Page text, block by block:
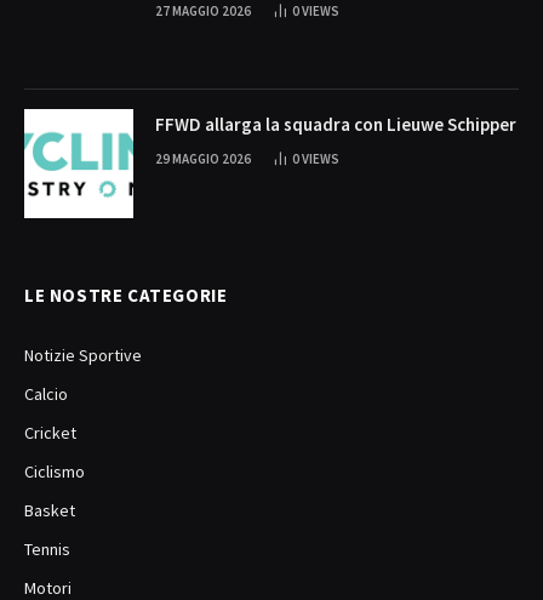
27 MAGGIO 2026 0VIEWS
FFWD allarga la squadra con Lieuwe Schipper
29 MAGGIO 2026 0VIEWS
LE NOSTRE CATEGORIE
Notizie Sportive
Calcio
Cricket
Ciclismo
Basket
Tennis
Motori